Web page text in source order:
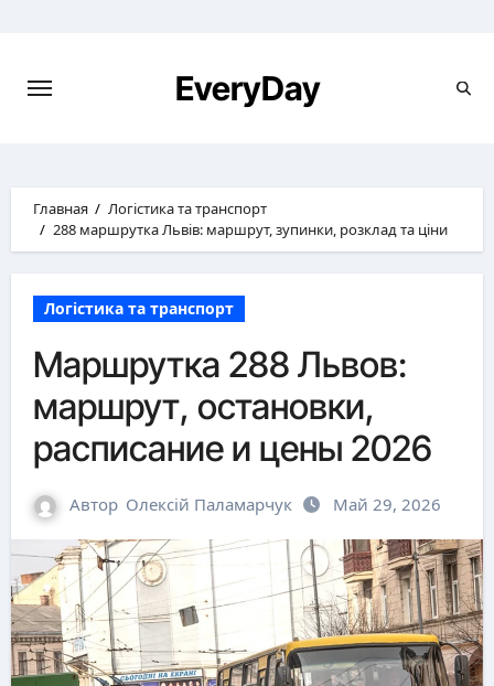
EveryDay
Главная
Логістика та транспорт
288 маршрутка Львів: маршрут, зупинки, розклад та ціни
Логістика та транспорт
Маршрутка 288 Львов:
маршрут, остановки,
расписание и цены 2026
Автор Олексій Паламарчук Май 29, 2026